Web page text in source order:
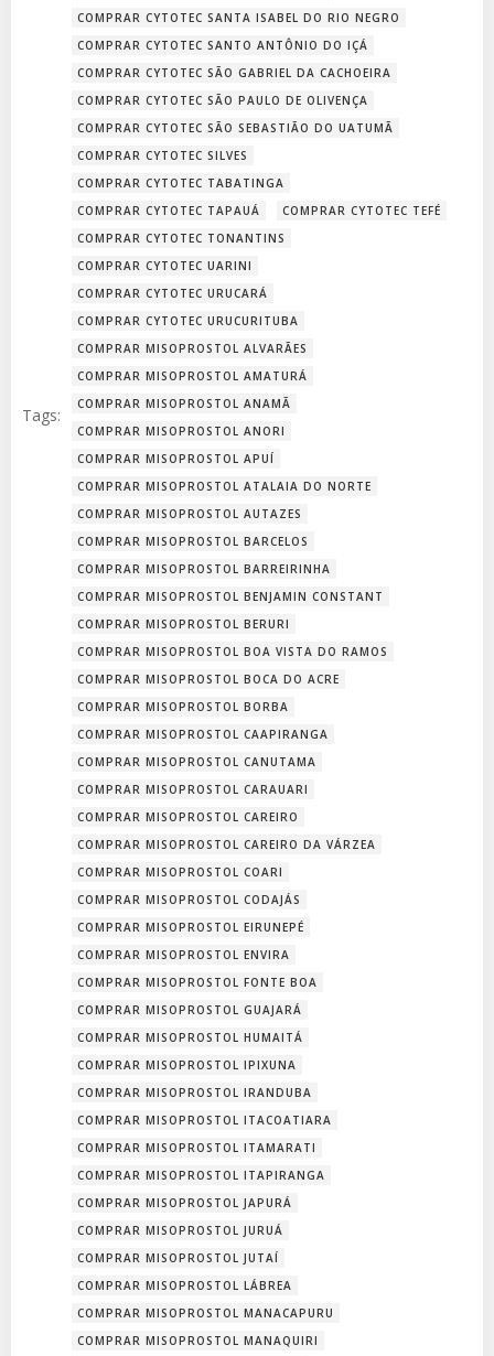
Tags:
COMPRAR CYTOTEC SANTA ISABEL DO RIO NEGRO
COMPRAR CYTOTEC SANTO ANTÔNIO DO IÇÁ
COMPRAR CYTOTEC SÃO GABRIEL DA CACHOEIRA
COMPRAR CYTOTEC SÃO PAULO DE OLIVENÇA
COMPRAR CYTOTEC SÃO SEBASTIÃO DO UATUMÃ
COMPRAR CYTOTEC SILVES
COMPRAR CYTOTEC TABATINGA
COMPRAR CYTOTEC TAPAUÁ
COMPRAR CYTOTEC TEFÉ
COMPRAR CYTOTEC TONANTINS
COMPRAR CYTOTEC UARINI
COMPRAR CYTOTEC URUCARÁ
COMPRAR CYTOTEC URUCURITUBA
COMPRAR MISOPROSTOL ALVARÃES
COMPRAR MISOPROSTOL AMATURÁ
COMPRAR MISOPROSTOL ANAMÃ
COMPRAR MISOPROSTOL ANORI
COMPRAR MISOPROSTOL APUÍ
COMPRAR MISOPROSTOL ATALAIA DO NORTE
COMPRAR MISOPROSTOL AUTAZES
COMPRAR MISOPROSTOL BARCELOS
COMPRAR MISOPROSTOL BARREIRINHA
COMPRAR MISOPROSTOL BENJAMIN CONSTANT
COMPRAR MISOPROSTOL BERURI
COMPRAR MISOPROSTOL BOA VISTA DO RAMOS
COMPRAR MISOPROSTOL BOCA DO ACRE
COMPRAR MISOPROSTOL BORBA
COMPRAR MISOPROSTOL CAAPIRANGA
COMPRAR MISOPROSTOL CANUTAMA
COMPRAR MISOPROSTOL CARAUARI
COMPRAR MISOPROSTOL CAREIRO
COMPRAR MISOPROSTOL CAREIRO DA VÁRZEA
COMPRAR MISOPROSTOL COARI
COMPRAR MISOPROSTOL CODAJÁS
COMPRAR MISOPROSTOL EIRUNEPÉ
COMPRAR MISOPROSTOL ENVIRA
COMPRAR MISOPROSTOL FONTE BOA
COMPRAR MISOPROSTOL GUAJARÁ
COMPRAR MISOPROSTOL HUMAITÁ
COMPRAR MISOPROSTOL IPIXUNA
COMPRAR MISOPROSTOL IRANDUBA
COMPRAR MISOPROSTOL ITACOATIARA
COMPRAR MISOPROSTOL ITAMARATI
COMPRAR MISOPROSTOL ITAPIRANGA
COMPRAR MISOPROSTOL JAPURÁ
COMPRAR MISOPROSTOL JURUÁ
COMPRAR MISOPROSTOL JUTAÍ
COMPRAR MISOPROSTOL LÁBREA
COMPRAR MISOPROSTOL MANACAPURU
COMPRAR MISOPROSTOL MANAQUIRI